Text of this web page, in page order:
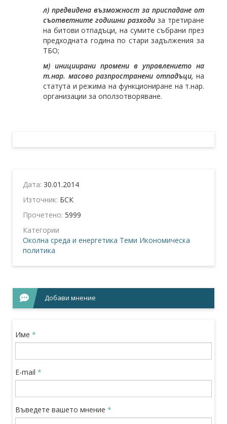
л) предвидена възможност за приспадане от
съответните годишни разходи за третиране
на битови отпадъци, на сумите събрани през
предходната година по стари задължения за
ТБО;
м) инициирани промени в управлението на
т.нар. масово разпространени отпадъци, на
статута и режима на функциониране на т.нар.
организации за оползотворяване.
Дата: 30.01.2014
Източник: БСК
Прочетено: 5999
Категории
Околна среда и енергетика Теми Икономическа
политика
Добави мнение
Име *
E-mail *
Въведете вашето мнение *